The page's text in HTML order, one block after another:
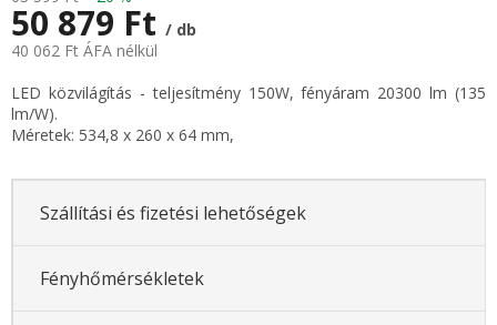
50 879 Ft / db
40 062 Ft ÁFA nélkül
Egységár:
LED közvilágítás - teljesítmény 150W, fényáram 20300 lm (135
lm/W).
Méretek: 534,8 x 260 x 64 mm,
Szállítási és fizetési lehetőségek
Fényhőmérsékletek